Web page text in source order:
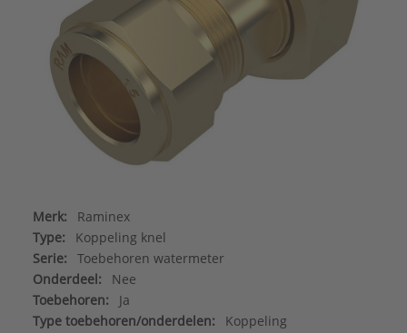
Merk:
Raminex
Type:
Koppeling knel
Serie:
Toebehoren watermeter
Onderdeel:
Nee
Toebehoren:
Ja
Type toebehoren/onderdelen:
Koppeling